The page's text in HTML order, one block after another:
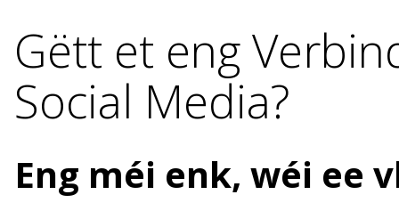
Gëtt et eng
Social Media?
Eng méi enk, wéi ee